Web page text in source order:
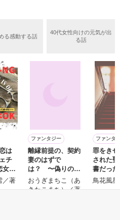
版です＊
読む
）がいるのだが、後輩の姫原由
馬鹿にされ、一人こっそり泣い
？
！』🐥
素顔は、なぜか想像以上に甘く
フリー素材です。
結です。
1位でした〜良かったら読ん
る感動する話
40代女性向けの元気が出
る話
は
チ
女子
ない
／著
ファンタジー
離縁前提の、契約
妻のはずで
は？ 〜偽りの令
嬢は孤独な皇帝の
最愛妻になる〜
おうぎまちこ（あ
きたこまち）／著
ファンタ
罪をき
された
書だっ
のモブ
鳥花風